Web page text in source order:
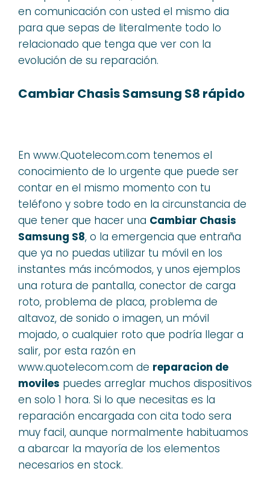
en comunicación con usted el mismo dia
para que sepas de literalmente todo lo
relacionado que tenga que ver con la
evolución de su reparación.
Cambiar Chasis Samsung S8 rápido
En www.Quotelecom.com tenemos el
conocimiento de lo urgente que puede ser
contar en el mismo momento con tu
teléfono y sobre todo en la circunstancia de
que tener que hacer una Cambiar Chasis
Samsung S8, o la emergencia que entraña
que ya no puedas utilizar tu móvil en los
instantes más incómodos, y unos ejemplos
una rotura de pantalla, conector de carga
roto, problema de placa, problema de
altavoz, de sonido o imagen, un móvil
mojado, o cualquier roto que podría llegar a
salir, por esta razón en
www.quotelecom.com de reparacion de
moviles puedes arreglar muchos dispositivos
en solo 1 hora. Si lo que necesitas es la
reparación encargada con cita todo sera
muy facil, aunque normalmente habituamos
a abarcar la mayoría de los elementos
necesarios en stock.